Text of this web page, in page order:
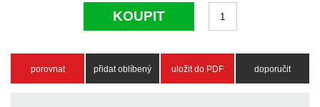
KOUPIT
porovnat přidat oblíbený uložit do PDF doporučit